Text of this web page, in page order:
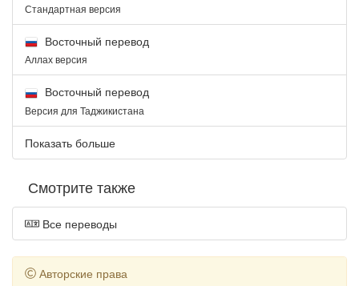
Стандартная версия
Восточный перевод
Аллах версия
Восточный перевод
Версия для Таджикистана
Показать больше
Смотрите также
Все переводы
Авторские права